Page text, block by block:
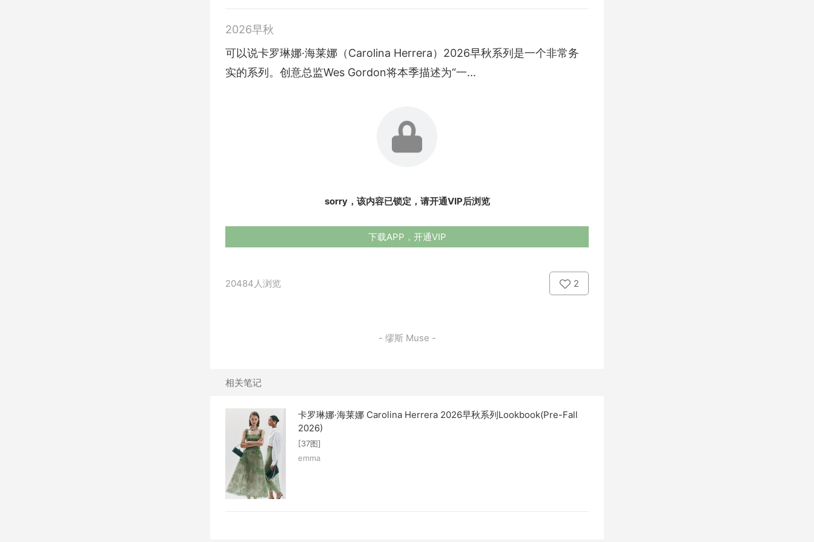
2026早秋
可以说卡罗琳娜·海莱娜（Carolina Herrera）2026早秋系列是一个非常务
实的系列。创意总监Wes Gordon将本季描述为“一...
sorry，该内容已锁定，请开通VIP后浏览
下载APP，开通VIP
20484人浏览 2
- 缪斯 Muse -
相关笔记
卡罗琳娜·海莱娜 Carolina Herrera 2026早秋系列Lookbook(Pre-Fall
2026)
[37图]
emma